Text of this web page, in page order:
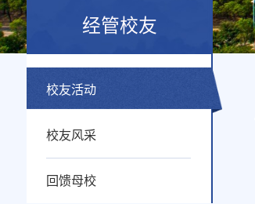
经管校友
校友活动
校友风采
回馈母校